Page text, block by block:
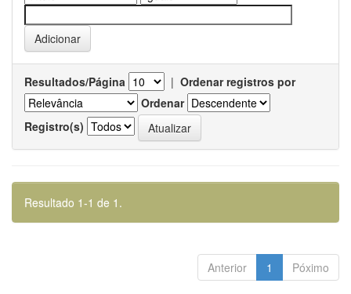
Resultados/Página | Ordenar registros por
Ordenar
Registro(s)
Resultado 1-1 de 1.
Anterior 1 Póximo